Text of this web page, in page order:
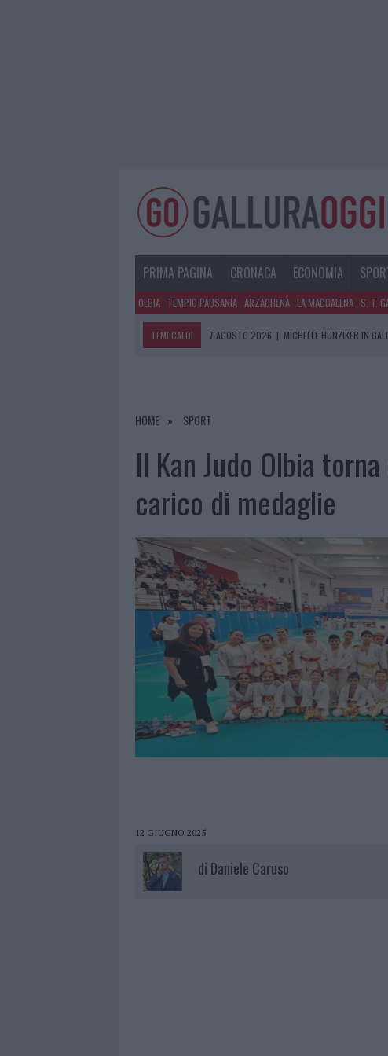
PRIMA PAGINA CRONACA ECONOMIA
OLBIA TEMPIO PAUSANIA ARZACHENA LA MADDALENA S. T.
TEMI CALDI 7 AGOSTO 2026 | MICHELLE HUNZIKER IN
7 AGOSTO 2026
HOME SPORT
Il Kan Judo Olbia
carico di medaglie
12 GIUGNO 2025
di Daniele Caruso